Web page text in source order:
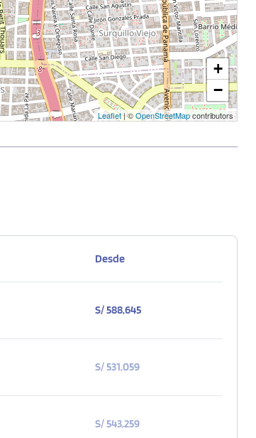
+
−
Leaflet| ©OpenStreetMapcontributors
Desde
S/ 588,645
S/ 531,059
S/ 543,259